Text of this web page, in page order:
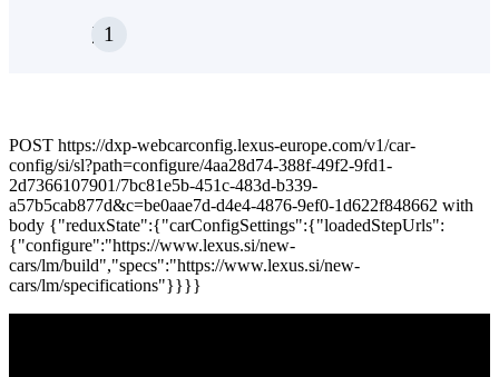
1
LM
POST https://dxp-webcarconfig.lexus-europe.com/v1/car-
config/si/sl?path=configure/4aa28d74-388f-49f2-9fd1-
2d7366107901/7bc81e5b-451c-483d-b339-
a57b5cab877d&c=be0aae7d-d4e4-4876-9ef0-1d622f848662 with
body {"reduxState":{"carConfigSettings":{"loadedStepUrls":
{"configure":"https://www.lexus.si/new-
cars/lm/build","specs":"https://www.lexus.si/new-
cars/lm/specifications"}}}}